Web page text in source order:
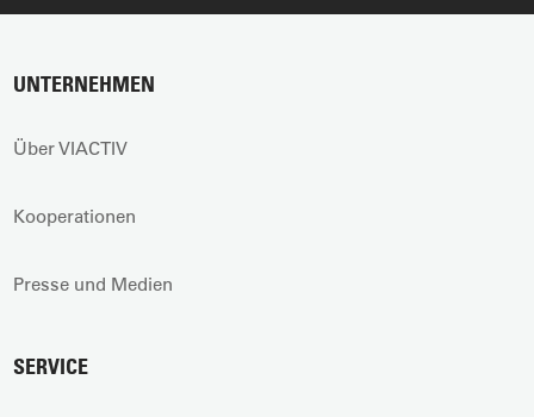
UNTERNEHMEN
Über VIACTIV
Kooperationen
Presse und Medien
SERVICE